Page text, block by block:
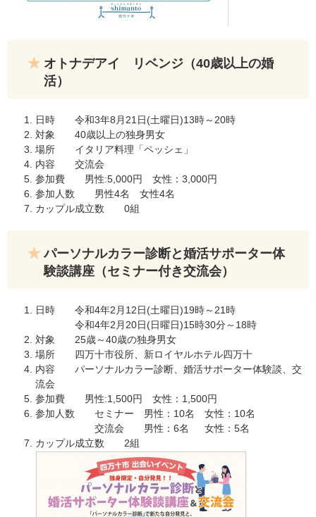
オトナデアイ リベンジ（40歳以上の婚
活）
日時 令和3年8月21日(土曜日)13時～20時
対象 40歳以上の独身男女
場所 イタリア料理「ペッシェ」
内容 交流会
参加費 男性:5,000円 女性：3,000円
参加人数 男性4名 女性4名
カップル成立数 0組
パーソナルカラー診断と婚活サポーター体
験談講座（セミナー付き交流会）
日時 令和4年2月12日(土曜日)19時～21時
令和4年2月20日(日曜日)15時30分～18時
対象 25歳～40歳の独身男女
場所 四万十市役所、新ロイヤルホテル四万十
内容 パーソナルカラー診断、婚活サポーター体験談、交
流会
参加費 男性:1,500円 女性：1,500円
参加人数 セミナー 男性：10名 女性：10名
交流会 男性：6名 女性：5名
カップル成立数 2組